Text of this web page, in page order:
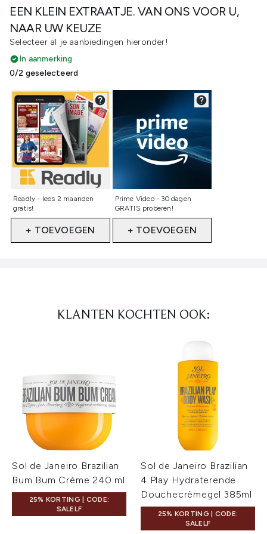
EEN KLEIN EXTRAATJE. VAN ONS VOOR U,
NAAR UW KEUZE
Selecteer al je aanbiedingen hieronder!
In aanmerking
0/2 geselecteerd
Readly - lees 2 maanden
gratis!
Niet geselecteerd
+ TOEVOEGEN
Prime Video - 30 dagen
GRATIS proberen!
Niet geselecteerd
+ TOEVOEGEN
KLANTEN KOCHTEN OOK:
Sol de Janeiro Brazilian
Bum Bum Crème 240 ml
25% KORTING | CODE:
SALELF
Sol de Janeiro Brazilian
4 Play Hydraterende
Douchecrèmegel 385ml
25% KORTING | CODE:
SALELF